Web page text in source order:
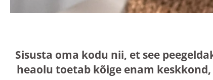
Sisusta oma kodu nii, et see
heaolu toetab kõige enam